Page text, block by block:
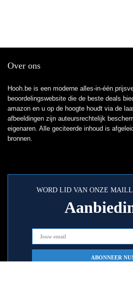
Over ons
Hooh.be is een moderne alles-in-één
beoordelingswebsite die de beste deals
amazon en u op de hoogte houdt via de
afbeeldingen zijn auteursrechtelijk
eigenaren. Alle geciteerde inhoud is
bronnen.
WORD LID VAN ONZE